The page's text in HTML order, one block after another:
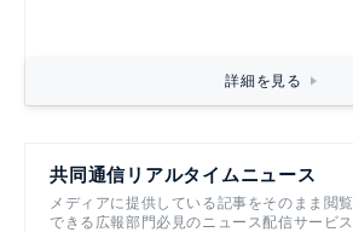
詳細を見る
共同通信リアルタイムニュース
メディアに提供している記事をそのまま閲覧
できる広報部門必見のニュース配信サービス